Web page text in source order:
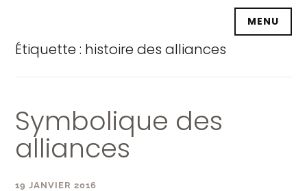
principal
MENU
Étiquette : histoire des alliances
Symbolique des
alliances
19 JANVIER 2016